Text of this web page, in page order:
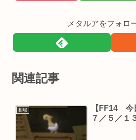
メタルアをフォロ
関連記事
相場
【FF14 今
７／５／１